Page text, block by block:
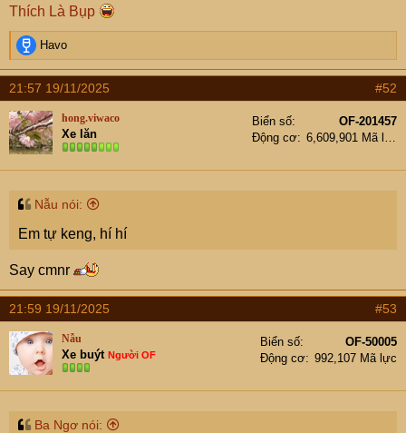
Thích Là Bụp
R
e
a
t
i
o
n
s
Havo
21:57 19/11/2025 #52
hong.viwaco
Xe lăn
Biển số
OF-201457
Động cơ
Nẫu nói:
Em tự keng, hí hí
Say cmnr
21:59 19/11/2025 #53
Nẫu
Xe buýt Người OF
Biển số
OF-50005
Động cơ
992,107 Mã lực
Ba Ngơ nói: